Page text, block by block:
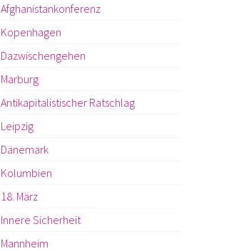
Afghanistankonferenz
Kopenhagen
Dazwischengehen
Marburg
Antikapitalistischer Ratschlag
Leipzig
Dänemark
Kolumbien
18. März
Innere Sicherheit
Mannheim